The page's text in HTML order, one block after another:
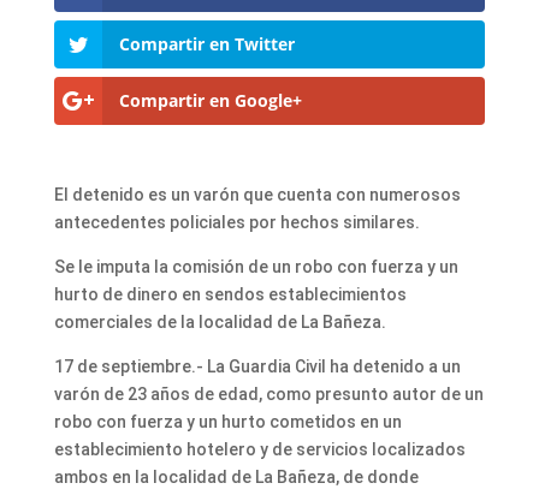
Compartir en Twitter
Compartir en Google+
El detenido es un varón que cuenta con numerosos
antecedentes policiales por hechos similares.
Se le imputa la comisión de un robo con fuerza y un
hurto de dinero en sendos establecimientos
comerciales de la localidad de La Bañeza.
17 de septiembre.- La Guardia Civil ha detenido a un
varón de 23 años de edad, como presunto autor de un
robo con fuerza y un hurto cometidos en un
establecimiento hotelero y de servicios localizados
ambos en la localidad de La Bañeza, de donde